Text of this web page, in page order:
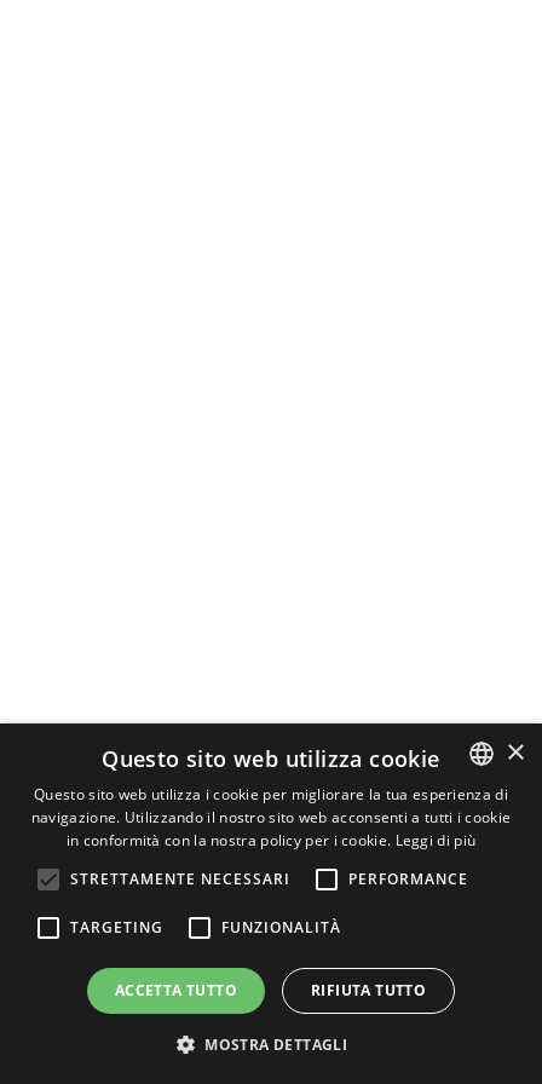
ITALIAN
×
Questo sito web utilizza cookie
Questo sito web utilizza i cookie per migliorare la tua esperienza di
navigazione. Utilizzando il nostro sito web acconsenti a tutti i cookie
in conformità con la nostra policy per i cookie. Leggi di più
STRETTAMENTE NECESSARI
PERFORMANCE
TARGETING FUNZIONALITÀ
ACCETTA TUTTO RIFIUTA TUTTO
MOSTRA DETTAGLI